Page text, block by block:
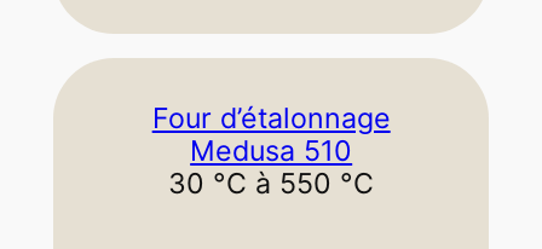
Four d’étalonnage
Medusa 510
30 °C à 550 °C